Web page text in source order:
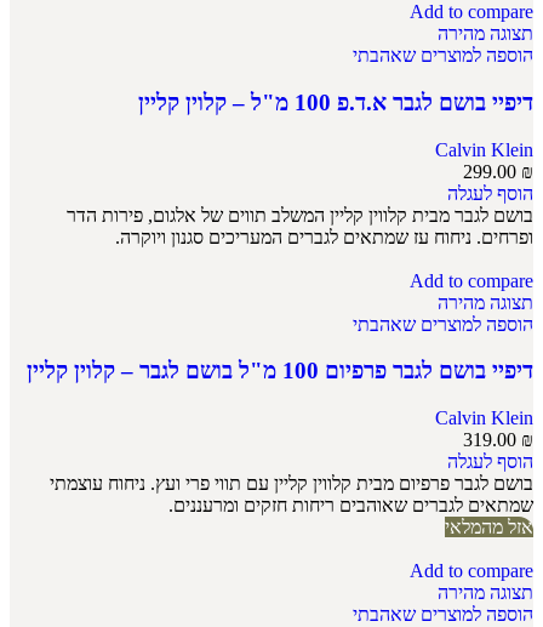
Add to compare
תצוגה מהירה
הוספה למוצרים שאהבתי
דיפיי בושם לגבר א.ד.פ 100 מ"ל – קלוין קליין
Calvin Klein
299.00 ₪
הוסף לעגלה
בושם לגבר מבית קלווין קליין המשלב תווים של אלגום, פירות הדר
ופרחים. ניחוח עז שמתאים לגברים המעריכים סגנון ויוקרה.
Add to compare
תצוגה מהירה
הוספה למוצרים שאהבתי
דיפיי בושם לגבר פרפיום 100 מ"ל בושם לגבר – קלוין קליין
Calvin Klein
319.00 ₪
הוסף לעגלה
בושם לגבר פרפיום מבית קלווין קליין עם תווי פרי ועץ. ניחוח עוצמתי
שמתאים לגברים שאוהבים ריחות חזקים ומרעננים.
אזל מהמלאי
Add to compare
תצוגה מהירה
הוספה למוצרים שאהבתי